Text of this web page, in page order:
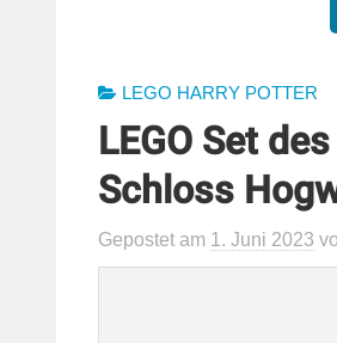
LEGO HARRY POTTER
LEGO Set
Schloss
Gepostet am 1. Juni 2023